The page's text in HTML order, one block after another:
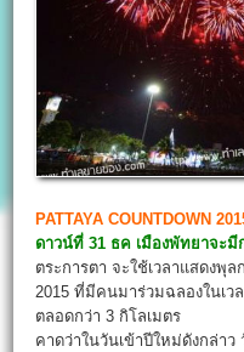
PATTAYA COUNTDOWN
ดาวน์ที่ 31 ธค เมืองพัทยาจะ
ตระการตา จะใช้เวลาแสดงพุ
2015 ที่มีคนมาร่วมฉลองในเ
ตลอดกว่า 3 กิโลเมตร
คาดว่าในวันเข้าปีใหม่ดังกล่า